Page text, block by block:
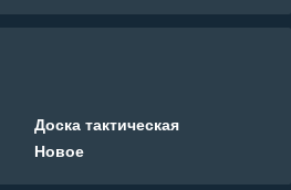
Доска тактическая
Новое